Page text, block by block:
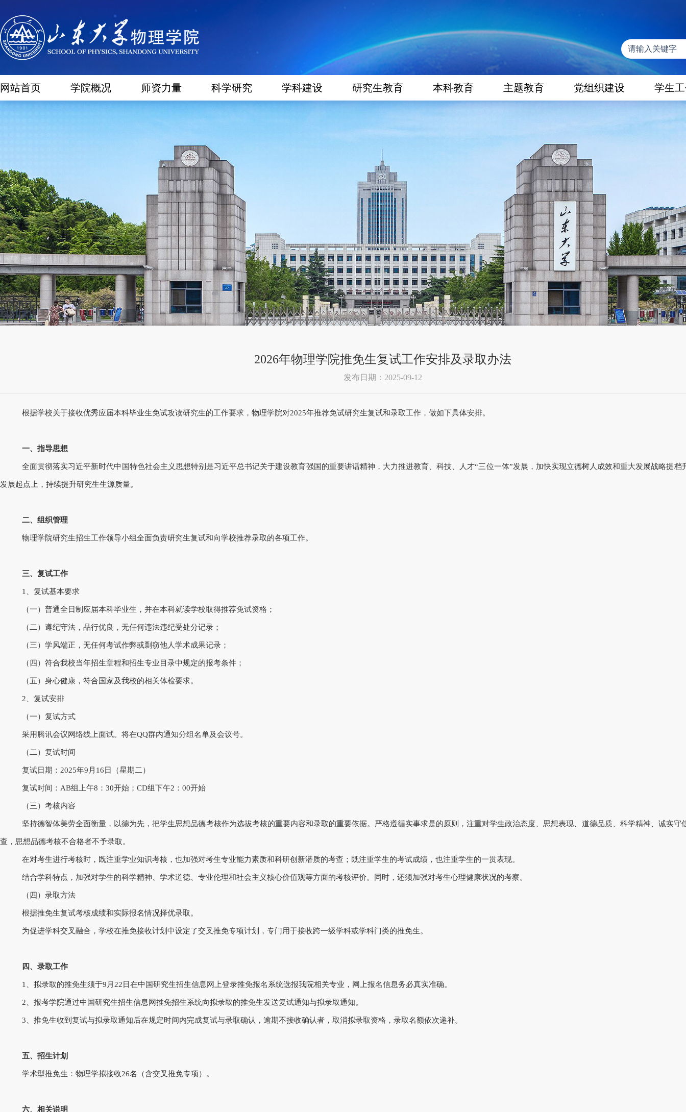
网站首页 学院概况 师资力量 科学研究 学科建设 研究生教育 本科教育 主题教育 党组织建设 学生
2026年物理学院推免生复试工作安排及录取办法
发布日期：2025-09-12
根据学校关于接收优秀应届本科毕业生免试攻读研究生的工作要求，物理学院对2025年推荐免试研究生复试和录取工作，做如下具体安排。
一、指导思想
全面贯彻落实习近平新时代中国特色社会主义思想特别是习近平总书记关于建设教育强国的重要讲话精神，大力推进教育、科技、人才“三位一体”发展，加快实现立德树人成效和重大发展战略提档
发展起点上，持续提升研究生生源质量。
二、组织管理
物理学院研究生招生工作领导小组全面负责研究生复试和向学校推荐录取的各项工作。
三、复试工作
1、复试基本要求
（一）普通全日制应届本科毕业生，并在本科就读学校取得推荐免试资格；
（二）遵纪守法，品行优良，无任何违法违纪受处分记录；
（三）学风端正，无任何考试作弊或剽窃他人学术成果记录；
（四）符合我校当年招生章程和招生专业目录中规定的报考条件；
（五）身心健康，符合国家及我校的相关体检要求。
2、复试安排
（一）复试方式
采用腾讯会议网络线上面试。将在QQ群内通知分组名单及会议号。
（二）复试时间
复试日期： 2025年9月 16 日（星期二）
复试时间： AB组上午8：30开始；CD组下午2： 00开始
（三）考核内容
坚持德智体美劳全面衡量，以德为先，把学生思想品德考核作为选拔考核的重要内容和录取的重要依据。严格遵循实事求是的原则，注重对学生政治态度、思想表现、道德品质、科学精神、诚实守
查，思想品德考核不合格者不予录取。
在对考生进行考核时，既注重学业知识考核，也加强对考生专业能力素质和科研创新潜质的考查；既注重学生的考试成绩，也注重学生的一贯表现。
结合学科特点，加强对学生的科学精神、学术道德、专业伦理和社会主义核心价值观等方面的考核评价。同时，还须加强对考生心理健康状况的考察。
（四）录取方法
根据推免生复试考核成绩和实际报名情况择优录取。
为促进学科交叉融合，学校在推免接收计划中设定了交叉推免专项计划，专门用于接收跨一级学科或学科门类的推免生。
四、录取工作
1、拟录取的推免生须于9月22 日在中国研究生招生信息网上登录推免报名系统选报我院相关专业，网上报名信息务必真实准确。
2、报考学院通过中国研究生招生信息网推免招生系统向拟录取的推免生发送复试通知与拟录取通知。
3、推免生收到复试与拟录取通知后在规定时间内完成复试与录取确认，逾期不接收确认者，取消拟录取资格，录取名额依次递补。
五、招生计划
学术型推免生：物理学拟接收26名（含交叉推免专项）。
六、相关说明